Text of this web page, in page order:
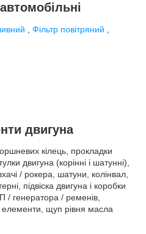
Фільтр повітряний
двигуна
кілець, прокладки
двигуна (корінні і шатунні),
/ рокера, шатуни, колінвал,
підвіска двигуна і коробки
/ генератора / ременів,
елементи, щуп рівня масла